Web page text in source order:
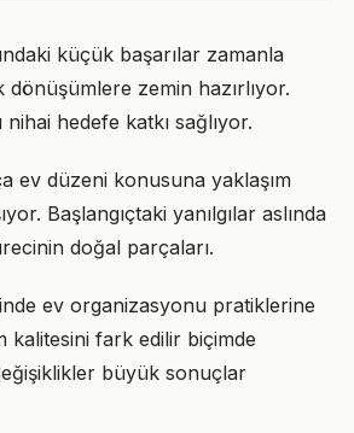
küçük başarılar zamanla
zemin hazırlıyor.
nihai hedefe katkı sağlıyor.
ev düzeni konusuna yaklaşım
Başlangıçtaki yanılgılar aslında
doğal parçaları.
ev organizasyonu pratiklerine
kalitesini fark edilir biçimde
büyük sonuçlar